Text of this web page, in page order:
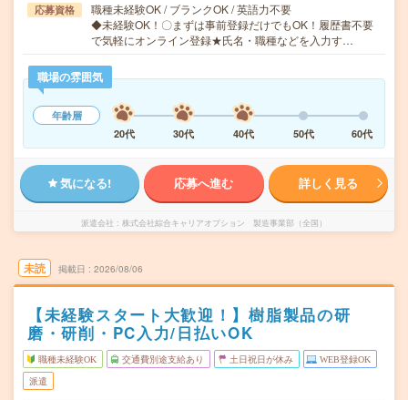
応募資格
職種未経験OK / ブランクOK / 英語力不要
◆未経験OK！〇まずは事前登録だけでもOK！履歴書不要
で気軽にオンライン登録★氏名・職種などを入力す…
職場の雰囲気
年齢層
20代
30代 40代 50代 60代
気になる! 応募へ進む 詳しく見る
派遣会社 株式会社綜合キャリアオプション 製造事業部（全国）
未読 掲載日 2026/08/06
【未経験スタート大歓迎！】樹脂製品の研
磨・研削・PC入力/日払いOK
職種未経験OK 交通費別途支給あり 土日祝日が休み WEB登録OK
派遣